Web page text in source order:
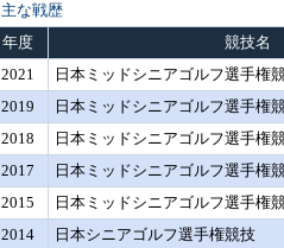
主な戦歴
年度 競技名
2021
日本ミッドシニアゴルフ選手権
2019
日本ミッドシニアゴルフ選手権
2018
日本ミッドシニアゴルフ選手権
2017
日本ミッドシニアゴルフ選手権
2015
日本ミッドシニアゴルフ選手権
2014
日本シニアゴルフ選手権競技